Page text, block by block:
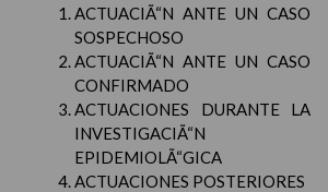
ACTUACIÃ“N ANTE UN CASO
SOSPECHOSO
ACTUACIÃ“N ANTE UN CASO
CONFIRMADO
ACTUACIONES DURANTE LA
INVESTIGACIÃ“N
EPIDEMIOLÃ“GICA
ACTUACIONES POSTERIORES